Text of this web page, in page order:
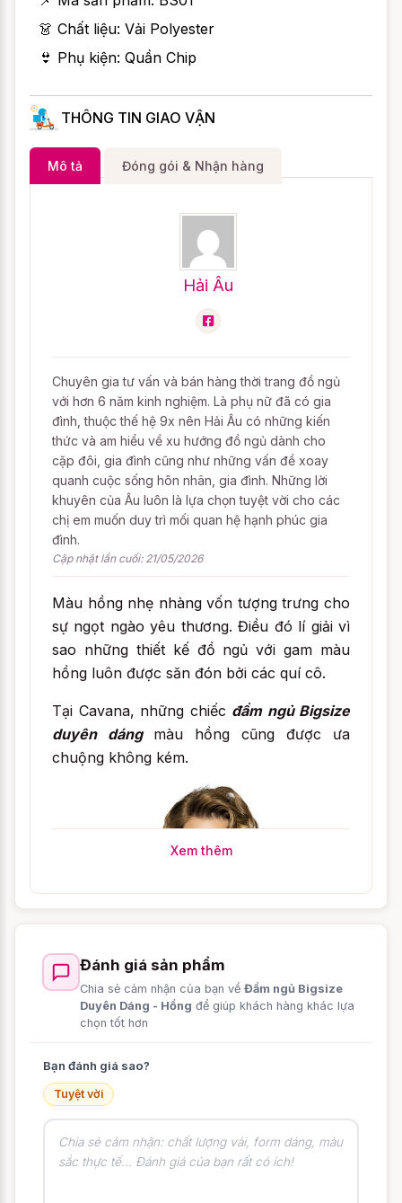
👗 Chất liệu: Vải Polyester
👙 Phụ kiện: Quần Chip
THÔNG TIN GIAO VẬN
Mô tả Đóng gói & Nhận hàng
Hải Âu
Chuyên gia tư vấn và bán hàng thời trang đồ ngủ
với hơn 6 năm kinh nghiệm. Là phụ nữ đã có gia
đình, thuộc thế hệ 9x nên Hải Âu có những kiến
thức và am hiểu về xu hướng đồ ngủ dành cho
cặp đôi, gia đình cũng như những vấn đề xoay
quanh cuộc sống hôn nhân, gia đình. Những lời
khuyên của Âu luôn là lựa chọn tuyệt vời cho các
chị em muốn duy trì mối quan hệ hạnh phúc gia
đình.
Cập nhật lần cuối: 21/05/2026
Màu hồng nhẹ nhàng vốn tượng trưng cho
sự ngọt ngào yêu thương. Điều đó lí giải vì
sao những thiết kế đồ ngủ với gam màu
hồng luôn được săn đón bởi các quí cô.
Tại Cavana, những chiếc đầm ngủ Bigsize
duyên dáng
màu hồng cũng được ưa
chuộng không kém.
Xem thêm
Đánh giá sản phẩm
Chia sẻ cảm nhận của bạn về Đầm ngủ Bigsize
Duyên Dáng - Hồng để giúp khách hàng khác lựa
chọn tốt hơn
Bạn đánh giá sao?
Tuyệt vời